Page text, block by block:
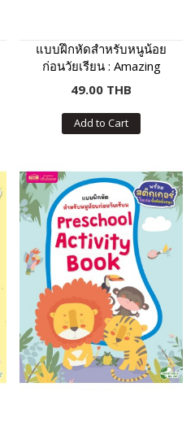
แบบฝึกหัดสำหรับหนูน้อย
ก่อนวัยเรียน : Amazing
Preschool Activity Book
49.00 THB
Add to Cart